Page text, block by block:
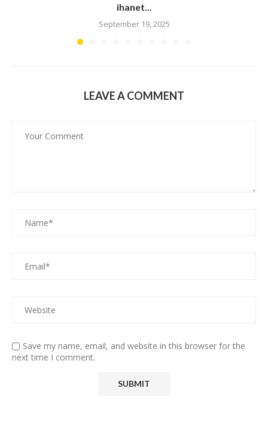
ihanet...
September 19, 2025
LEAVE A COMMENT
Save my name, email, and website in this browser for the
next time I comment.